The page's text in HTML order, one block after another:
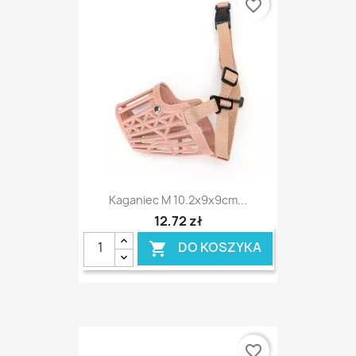
Kaganiec M 10.2x9x9cm...
12,72 zł
 DO KOSZYKA
favorite_border
favorite_border